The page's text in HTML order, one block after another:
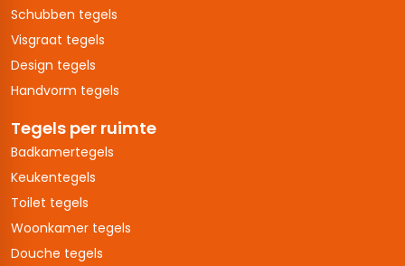
Schubben tegels
Visgraat tegels
Design tegels
Handvorm tegels
Tegels per ruimte
Badkamertegels
Keukentegels
Toilet tegels
Woonkamer tegels
Douche tegels